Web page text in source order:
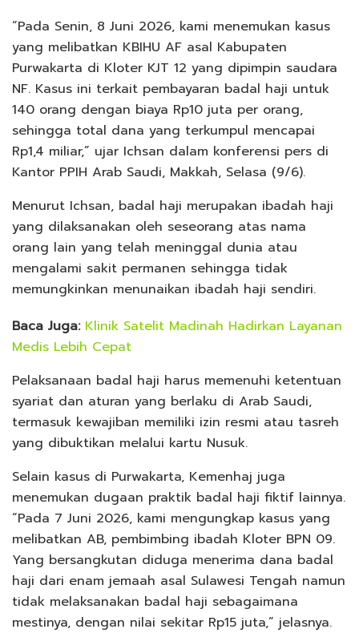
“Pada Senin, 8 Juni 2026, kami menemukan kasus
yang melibatkan KBIHU AF asal Kabupaten
Purwakarta di Kloter KJT 12 yang dipimpin saudara
NF. Kasus ini terkait pembayaran badal haji untuk
140 orang dengan biaya Rp10 juta per orang,
sehingga total dana yang terkumpul mencapai
Rp1,4 miliar,” ujar Ichsan dalam konferensi pers di
Kantor PPIH Arab Saudi, Makkah, Selasa (9/6).
Menurut Ichsan, badal haji merupakan ibadah haji
yang dilaksanakan oleh seseorang atas nama
orang lain yang telah meninggal dunia atau
mengalami sakit permanen sehingga tidak
memungkinkan menunaikan ibadah haji sendiri.
Baca Juga: Klinik Satelit Madinah Hadirkan Layanan
Medis Lebih Cepat
Pelaksanaan badal haji harus memenuhi ketentuan
syariat dan aturan yang berlaku di Arab Saudi,
termasuk kewajiban memiliki izin resmi atau tasreh
yang dibuktikan melalui kartu Nusuk.
Selain kasus di Purwakarta, Kemenhaj juga
menemukan dugaan praktik badal haji fiktif lainnya.
“Pada 7 Juni 2026, kami mengungkap kasus yang
melibatkan AB, pembimbing ibadah Kloter BPN 09.
Yang bersangkutan diduga menerima dana badal
haji dari enam jemaah asal Sulawesi Tengah namun
tidak melaksanakan badal haji sebagaimana
mestinya, dengan nilai sekitar Rp15 juta,” jelasnya.